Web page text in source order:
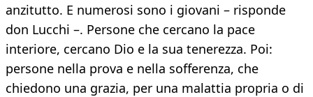
anzitutto. E numerosi sono i giovani – risponde
don Lucchi –. Persone che cercano la pace
interiore, cercano Dio e la sua tenerezza. Poi:
persone nella prova e nella sofferenza, che
chiedono una grazia, per una malattia propria o di